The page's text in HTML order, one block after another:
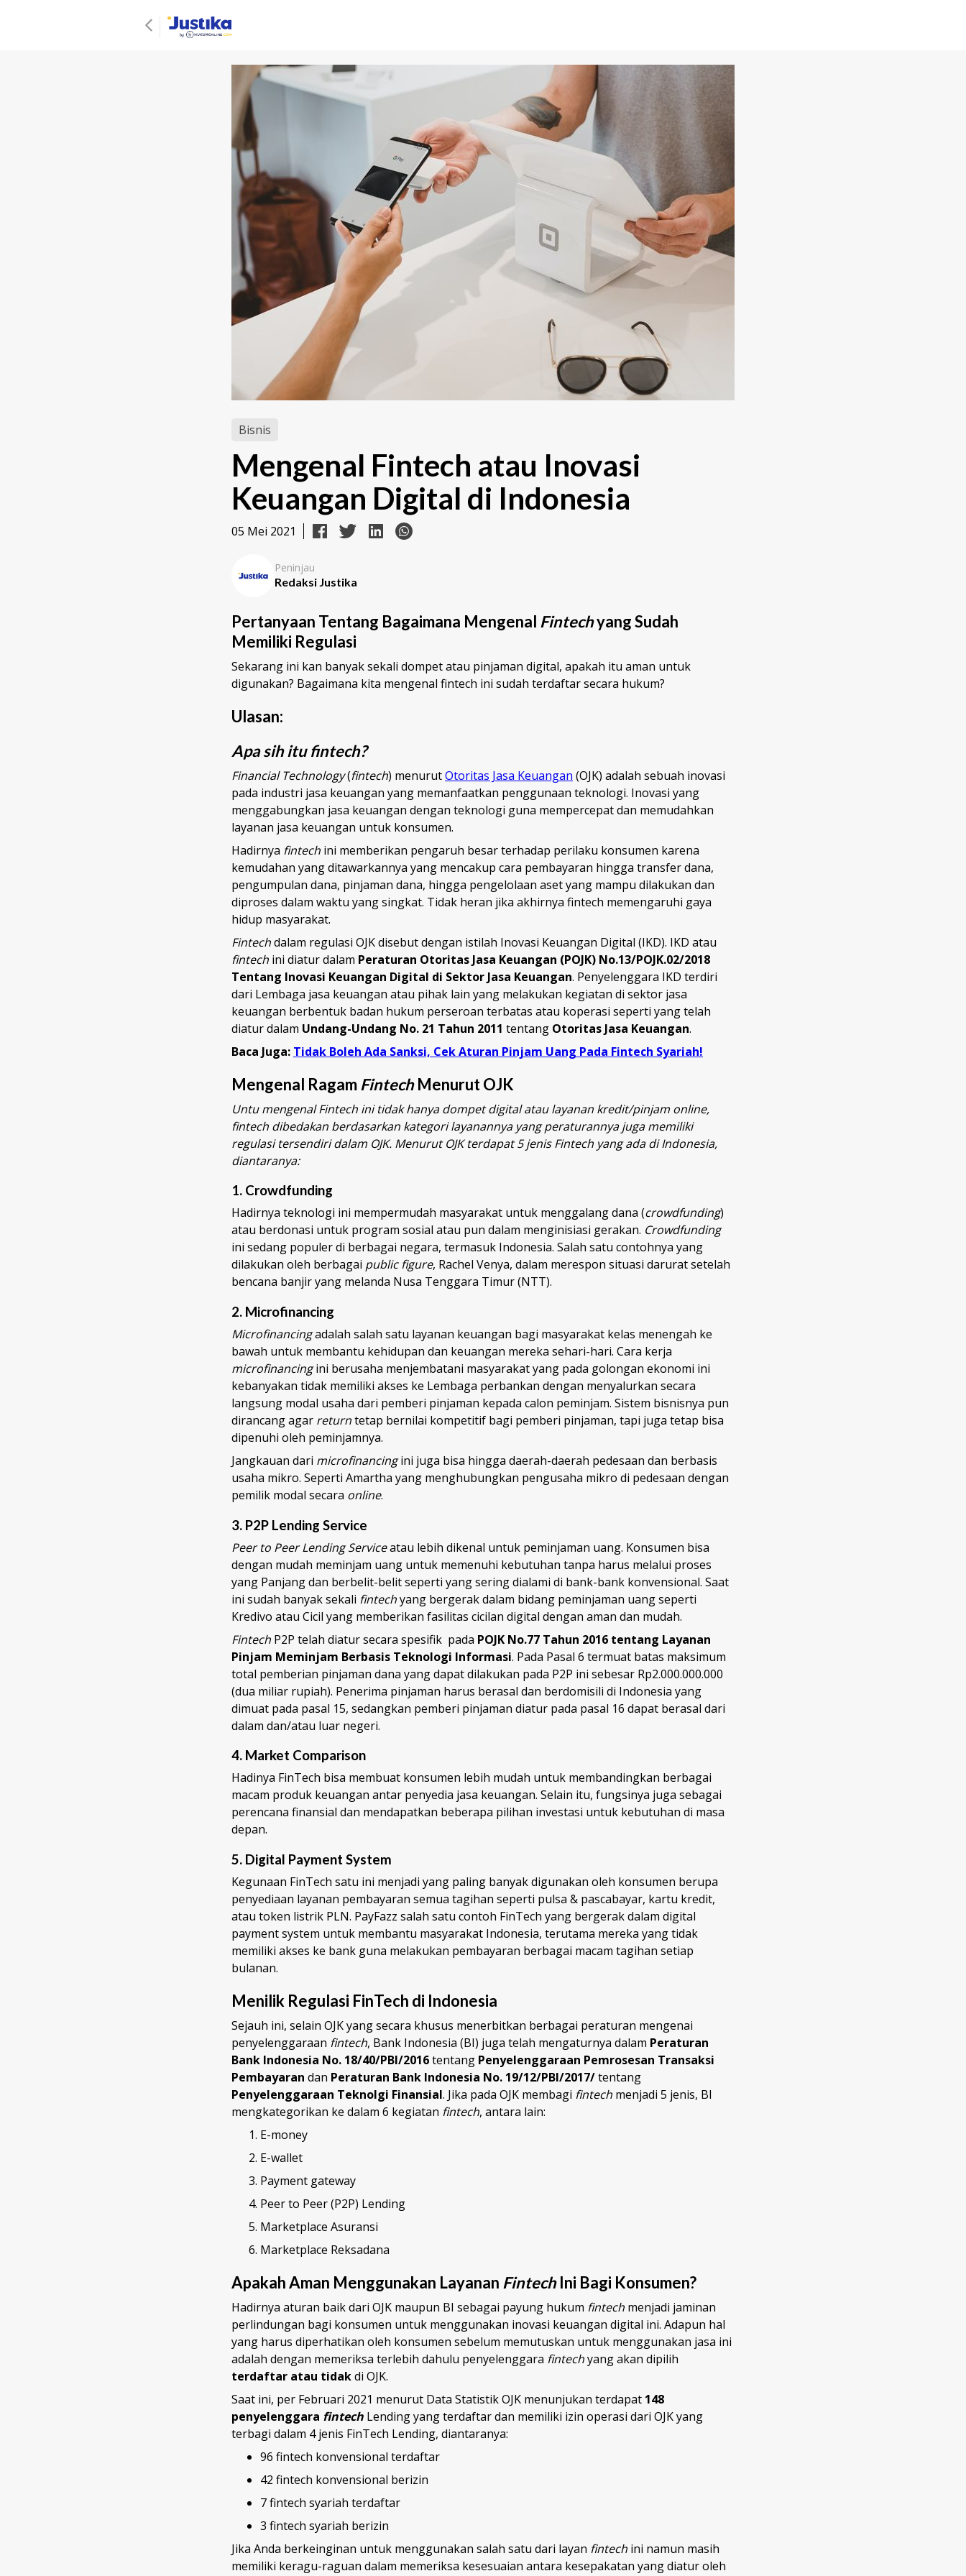
Bisnis
Mengenal Fintech atau Inovasi
Keuangan Digital di Indonesia
05 Mei 2021
Peninjau
Redaksi Justika
Pertanyaan Tentang Bagaimana Mengenal Fintechyang Sudah
Memiliki Regulasi
Sekarang ini kan banyak sekali dompet atau pinjaman digital, apakah itu aman untuk
digunakan? Bagaimana kita mengenal fintech ini sudah terdaftar secara hukum?
Ulasan:
Apa sih itu fintech?
Financial Technology(fintech) menurutOtoritas Jasa Keuangan (OJK) adalah sebuah inovasi
pada industri jasa keuangan yang memanfaatkan penggunaan teknologi. Inovasi yang
menggabungkan jasa keuangan dengan teknologi guna mempercepat dan memudahkan
layanan jasa keuangan untuk konsumen.
Hadirnya fintech ini memberikan pengaruh besar terhadap perilaku konsumen karena
kemudahan yang ditawarkannya yang mencakup cara pembayaran hingga transfer dana,
pengumpulan dana, pinjaman dana, hingga pengelolaan aset yang mampu dilakukan dan
diproses dalam waktu yang singkat. Tidak heran jika akhirnya fintech memengaruhi gaya
hidup masyarakat.
Fintechdalam regulasi OJK disebut dengan istilah Inovasi Keuangan Digital (IKD). IKD atau
fintech ini diatur dalam Peraturan Otoritas Jasa Keuangan (POJK) No.13/POJK.02/2018
Tentang Inovasi Keuangan Digital di Sektor Jasa Keuangan. Penyelenggara IKD terdiri
dari Lembaga jasa keuangan atau pihak lain yang melakukan kegiatan di sektor jasa
keuangan berbentuk badan hukum perseroan terbatas atau koperasi seperti yang telah
diatur dalam Undang-Undang No. 21 Tahun 2011 tentang Otoritas Jasa Keuangan.
Baca Juga: Tidak Boleh Ada Sanksi, Cek Aturan Pinjam Uang Pada Fintech Syariah!
Mengenal Ragam FintechMenurut OJK
Untu mengenal Fintech ini tidak hanya dompet digital atau layanan kredit/pinjam online,
fintech dibedakan berdasarkan kategori layanannya yang peraturannya juga memiliki
regulasi tersendiri dalam OJK. Menurut OJK terdapat 5 jenis Fintech yang ada di Indonesia,
diantaranya:
1. Crowdfunding
Hadirnya teknologi ini mempermudah masyarakat untuk menggalang dana (crowdfunding)
atau berdonasi untuk program sosial atau pun dalam menginisiasi gerakan. Crowdfunding
ini sedang populer di berbagai negara, termasuk Indonesia. Salah satu contohnya yang
dilakukan oleh berbagai public figure, Rachel Venya, dalam merespon situasi darurat setelah
bencana banjir yang melanda Nusa Tenggara Timur (NTT).
2. Microfinancing
Microfinancingadalah salah satu layanan keuangan bagi masyarakat kelas menengah ke
bawah untuk membantu kehidupan dan keuangan mereka sehari-hari. Cara kerja
microfinancingini berusaha menjembatani masyarakat yang pada golongan ekonomi ini
kebanyakan tidak memiliki akses ke Lembaga perbankan dengan menyalurkan secara
langsung modal usaha dari pemberi pinjaman kepada calon peminjam. Sistem bisnisnya pun
dirancang agar returntetap bernilai kompetitif bagi pemberi pinjaman, tapi juga tetap bisa
dipenuhi oleh peminjamnya.
Jangkauan dari microfinancingini juga bisa hingga daerah-daerah pedesaan dan berbasis
usaha mikro. Seperti Amartha yang menghubungkan pengusaha mikro di pedesaan dengan
pemilik modal secara online.
3. P2P Lending Service
Peer to Peer Lending Serviceatau lebih dikenal untuk peminjaman uang. Konsumen bisa
dengan mudah meminjam uang untuk memenuhi kebutuhan tanpa harus melalui proses
yang Panjang dan berbelit-belit seperti yang sering dialami di bank-bank konvensional. Saat
ini sudah banyak sekali fintechyang bergerak dalam bidang peminjaman uang seperti
Kredivo atau Cicil yang memberikan fasilitas cicilan digital dengan aman dan mudah.
Fintech P2P telah diatur secara spesifik pada POJK No.77 Tahun 2016 tentang Layanan
Pinjam Meminjam Berbasis Teknologi Informasi. Pada Pasal 6 termuat batas maksimum
total pemberian pinjaman dana yang dapat dilakukan pada P2P ini sebesar Rp2.000.000.000
(dua miliar rupiah). Penerima pinjaman harus berasal dan berdomisili di Indonesia yang
dimuat pada pasal 15, sedangkan pemberi pinjaman diatur pada pasal 16 dapat berasal dari
dalam dan/atau luar negeri.
4. Market Comparison
Hadinya FinTech bisa membuat konsumen lebih mudah untuk membandingkan berbagai
macam produk keuangan antar penyedia jasa keuangan. Selain itu, fungsinya juga sebagai
perencana finansial dan mendapatkan beberapa pilihan investasi untuk kebutuhan di masa
depan.
5. Digital Payment System
Kegunaan FinTech satu ini menjadi yang paling banyak digunakan oleh konsumen berupa
penyediaan layanan pembayaran semua tagihan seperti pulsa & pascabayar, kartu kredit,
atau token listrik PLN. PayFazz salah satu contoh FinTech yang bergerak dalam digital
payment system untuk membantu masyarakat Indonesia, terutama mereka yang tidak
memiliki akses ke bank guna melakukan pembayaran berbagai macam tagihan setiap
bulanan.
Menilik Regulasi FinTech di Indonesia
Sejauh ini, selain OJK yang secara khusus menerbitkan berbagai peraturan mengenai
penyelenggaraan fintech, Bank Indonesia (BI) juga telah mengaturnya dalam Peraturan
Bank Indonesia No. 18/40/PBI/2016tentang Penyelenggaraan Pemrosesan Transaksi
Pembayaran dan Peraturan Bank Indonesia No. 19/12/PBI/2017/tentang
Penyelenggaraan Teknolgi Finansial. Jika pada OJK membagi fintech menjadi 5 jenis, BI
mengkategorikan ke dalam 6 kegiatan fintech, antara lain:
E-money
E-wallet
Payment gateway
Peer to Peer (P2P) Lending
Marketplace Asuransi
Marketplace Reksadana
Apakah Aman Menggunakan Layanan FintechIni Bagi Konsumen?
Hadirnya aturan baik dari OJK maupun BI sebagai payung hukum fintech menjadi jaminan
perlindungan bagi konsumen untuk menggunakan inovasi keuangan digital ini. Adapun hal
yang harus diperhatikan oleh konsumen sebelum memutuskan untuk menggunakan jasa ini
adalah dengan memeriksa terlebih dahulu penyelenggara fintechyang akan dipilih
terdaftar atau tidakdi OJK.
Saat ini, per Februari 2021 menurut Data Statistik OJK menunjukan terdapat 148
penyelenggara fintech Lending yang terdaftar dan memiliki izin operasi dari OJK yang
terbagi dalam 4 jenis FinTech Lending, diantaranya:
96 fintech konvensional terdaftar
42 fintech konvensional berizin
7 fintech syariah terdaftar
3 fintech syariah berizin
Jika Anda berkeinginan untuk menggunakan salah satu dari layan fintech ini namun masih
memiliki keragu-raguan dalam memeriksa kesesuaian antara kesepakatan yang diatur oleh